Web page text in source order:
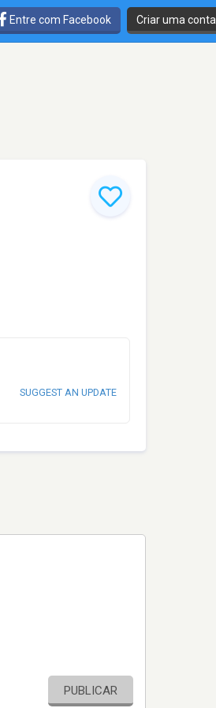
Entre com Facebook Criar uma conta
SUGGEST AN UPDATE
PUBLICAR